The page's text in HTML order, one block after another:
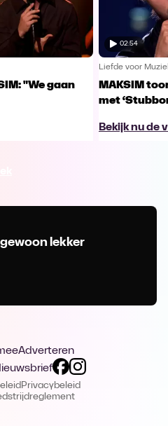
"We gaan
02:54
Liefde voor
MAKSIM
met
Bekijk nu de
lekker
Adverteren
Privacybeleid